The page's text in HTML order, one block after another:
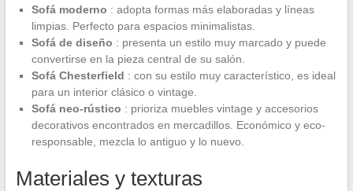
Sofá moderno : adopta formas más elaboradas y líneas
limpias. Perfecto para espacios minimalistas.
Sofá de diseño : presenta un estilo muy marcado y puede
convertirse en la pieza central de su salón.
Sofá Chesterfield : con su estilo muy característico, es ideal
para un interior clásico o vintage.
Sofá neo-rústico : prioriza muebles vintage y accesorios
decorativos encontrados en mercadillos. Económico y eco-
responsable, mezcla lo antiguo y lo nuevo.
Materiales y texturas